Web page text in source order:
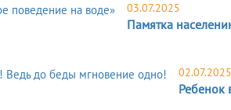
03.07.2025
Памятка
02.07.2025
Ребенок